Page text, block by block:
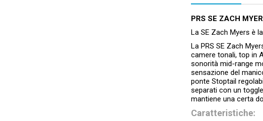
PRS SE ZACH
La SE Zach Myers è
La PRS SE Zach
camere tonali, top in
sonorità mid-range
sensazione del
ponte Stoptail
separati con un
mantiene una certa
Caratteristiche: